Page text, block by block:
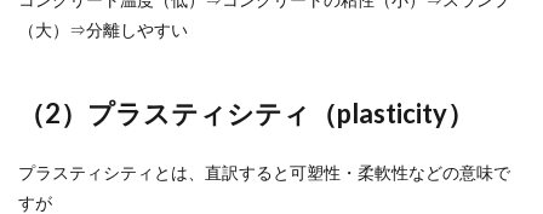
（大）⇒分離しやすい
（2）プラスティシティ（plasticity）
プラスティシティとは、直訳すると可塑性・柔軟性などの意味で
すが